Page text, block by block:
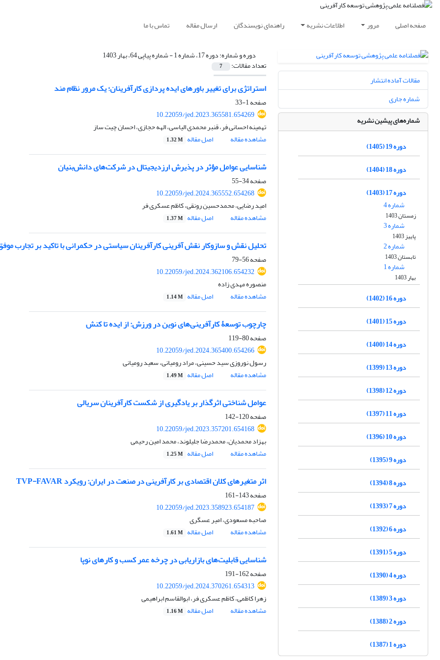
صفحه اصلی مرور اطلاعات نشریه راهنمای نویسندگان ارسال مقاله تماس با ما
دوره و شماره:دوره 17، شماره 1 - شماره پیاپی 64، بهار 1403
تعداد مقالات: 7
استراتژی برای تغییر باورهای ایده پردازی کارآفرینان؛ یک مرور نظام مند
صفحه1-33
10.22059/jed.2023.365581.654269
تهمینه احسانی فر، قنبر محمدی الیاسی، الهه حجازی، احسان چیت ساز
مشاهده مقاله
اصل مقاله 1.32 M
شناسایی عوامل مؤثر در پذیرش ارزدیجیتال در شرکت‌های دانش‌بنیان
صفحه34-55
10.22059/jed.2024.365552.654268
امید رضایی، محمدحسین رونقی، کاظم عسکری فر
مشاهده مقاله
اصل مقاله 1.37 M
تحلیل نقش و سازوکار نقش آفرینی کارآفرینان سیاستی در حکمرانی با تاکید بر تجارب
صفحه56-79
10.22059/jed.2024.362106.654232
منصوره مهدی زاده
مشاهده مقاله
اصل مقاله 1.14 M
چارچوب توسعۀ کارآفرینی‌های نوین در ورزش: از ایده تا کنش
صفحه80-119
10.22059/jed.2024.365400.654266
رسول نوروزی سید حسینی، مراد رومیانی، سعید رومیانی
مشاهده مقاله
اصل مقاله 1.49 M
عوامل شناختی اثرگذار بر یادگیری از شکست کارآفرینان سریالی
صفحه120-142
10.22059/jed.2023.357201.654168
بهزاد محمدیان، محمدرضا جلیلوند، محمد امین رحیمی
مشاهده مقاله
اصل مقاله 1.25 M
اثر متغیرهای کلان اقتصادی بر کارآفرینی در صنعت در ایران: رویکرد TVP-FAVAR
صفحه143-161
10.22059/jed.2023.358923.654187
صاحبه مسعودی، امیر عسگری
مشاهده مقاله
اصل مقاله 1.61 M
شناسایی قابلیت‌های بازاریابی در چرخه عمر کسب و کارهای نوپا
صفحه162-191
10.22059/jed.2024.370261.654313
زهرا کاظمی، کاظم عسکری فر، ابوالقاسم ابراهیمی
مشاهده مقاله
اصل مقاله 1.16 M
مقالات آماده انتشار
شماره جاری
شماره‌های پیشین نشریه
دوره 19 (1405)
دوره 18 (1404)
دوره 17 (1403)
شماره 4
زمستان 1403
شماره 3
پاییز 1403
شماره 2
تابستان 1403
شماره 1
بهار 1403
دوره 16 (1402)
دوره 15 (1401)
دوره 14 (1400)
دوره 13 (1399)
دوره 12 (1398)
دوره 11 (1397)
دوره 10 (1396)
دوره 9 (1395)
دوره 8 (1394)
دوره 7 (1393)
دوره 6 (1392)
دوره 5 (1391)
دوره 4 (1390)
دوره 3 (1389)
دوره 2 (1388)
دوره 1 (1387)